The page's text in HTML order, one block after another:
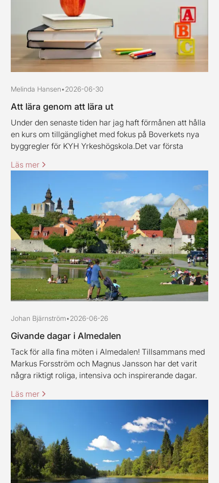
Melinda Hansen•2026-06-30
Att lära genom att lära ut
Under den senaste tiden har jag haft förmånen att hålla
en kurs om tillgänglighet med fokus på Boverkets nya
byggregler för KYH Yrkeshögskola.Det var första
erkänna att jag var lite nervös inför uppdraget.
Läs mer
Johan Bjärnström•2026-06-26
Givande dagar i Almedalen
Tack för alla fina möten i Almedalen! Tillsammans med
Markus Forsström och Magnus Jansson har det varit
några riktigt roliga, intensiva och inspirerande dagar.
Läs mer